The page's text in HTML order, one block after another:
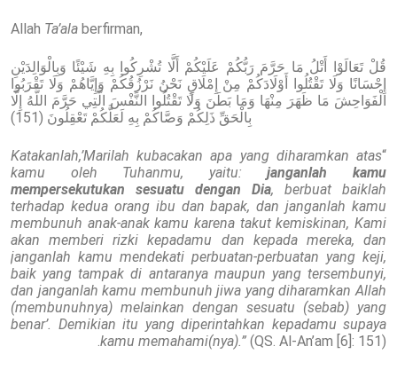
Allah Ta’ala berfirman,
قُلْ تَعَالَوْا أَتْلُ مَا حَرَّمَ رَبُّكُمْ عَلَيْكُمْ أَلَّا تُشْرِكُوا بِهِ شَيْئًا وَبِالْوَالِدَيْنِ
إِحْسَانًا وَلَا تَقْتُلُوا أَوْلَادَكُمْ مِنْ إِمْلَاقٍ نَحْنُ نَرْزُقُكُمْ وَإِيَّاهُمْ وَلَا تَقْرَبُوا
الْفَوَاحِشَ مَا ظَهَرَ مِنْهَا وَمَا بَطَنَ وَلَا تَقْتُلُوا النَّفْسَ الَّتِي حَرَّمَ اللَّهُ إِلَّا
بِالْحَقِّ ذَلِكُمْ وَصَّاكُمْ بِهِ لَعَلَّكُمْ تَعْقِلُونَ (151)
“
Katakanlah,’Marilah kubacakan apa yang diharamkan atas
kamu oleh Tuhanmu, yaitu:janganlah kamu
mempersekutukan sesuatu dengan Dia, berbuat baiklah
terhadap kedua orang ibu dan bapak, dan janganlah kamu
membunuh anak-anak kamu karena takut kemiskinan, Kami
akan memberi rizki kepadamu dan kepada mereka, dan
janganlah kamu mendekati perbuatan-perbuatan yang keji,
baik yang tampak di antaranya maupun yang tersembunyi,
dan janganlah kamu membunuh jiwa yang diharamkan Allah
(membunuhnya) melainkan dengan sesuatu (sebab) yang
benar’. Demikian itu yang diperintahkan kepadamu supaya
kamu memahami(nya).” (QS. Al-An’am [6]: 151).